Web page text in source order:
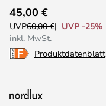
Anfang
der
Bildgalerie
springen
45,00 €
UVP60,00 €
UVP -25%
inkl. MwSt.
Produktdatenblatt